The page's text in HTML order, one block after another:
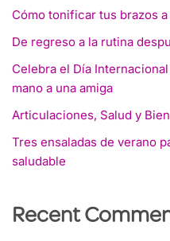
Cómo tonificar tus brazos
De regreso a la rutina
Celebra el Día
mano a una amiga
Articulaciones, Salud y
Tres ensaladas de verano
saludable
Recent